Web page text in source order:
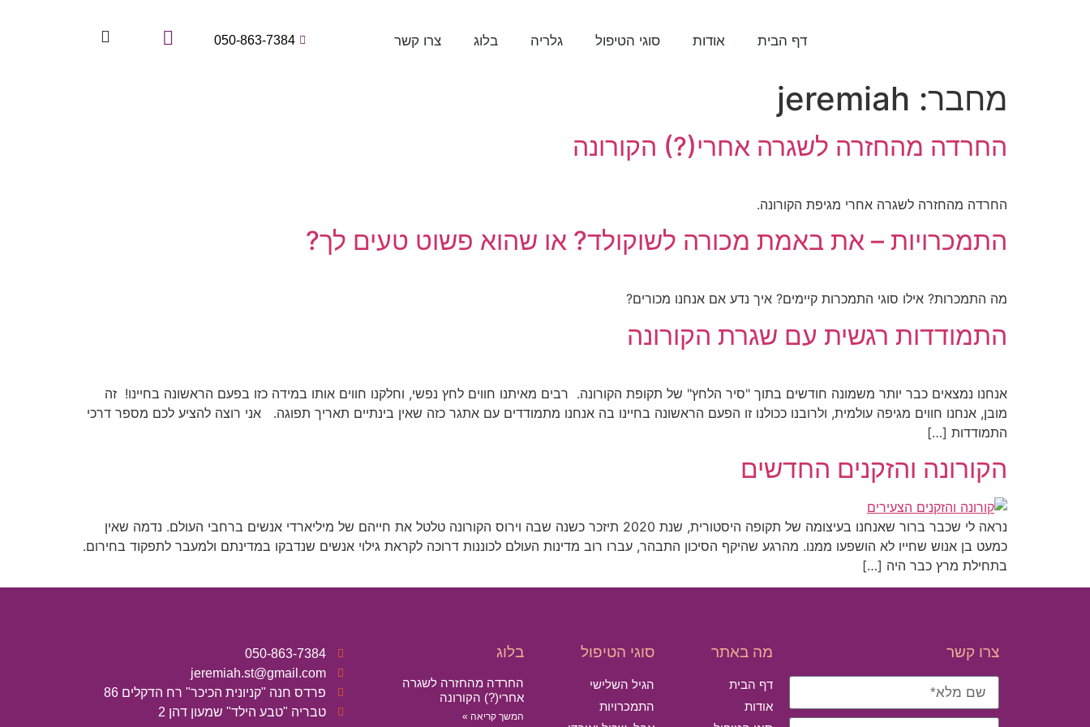
050-863-7384 דף הבית אודות סוגי הטיפול גלריה בלוג צרו קשר
מחבר: jeremiah
החרדה מהחזרה לשגרה אחרי(?) הקורונה
החרדה מהחזרה לשגרה אחרי מגיפת הקורונה.
התמכרויות – את באמת מכורה לשוקולד? או שהוא פשוט טעים לך?
מה התמכרות? אילו סוגי התמכרות קיימים? איך נדע אם אנחנו מכורים?
התמודדות רגשית עם שגרת הקורונה
אנחנו נמצאים כבר יותר משמונה חודשים בתוך "סיר הלחץ" של תקופת הקורונה. רבים מאיתנו חווים לחץ נפשי, וחלקנו חווים אותו במידה כזו בפעם הראשונה בחיינו! זה
מובן, אנחנו חווים מגיפה עולמית, ולרובנו ככולנו זו הפעם הראשונה בחיינו בה אנחנו מתמודדים עם אתגר כזה שאין בינתיים תאריך תפוגה. אני רוצה להציע לכם מספר דרכי
התמודדות […]
הקורונה והזקנים החדשים
נראה לי שכבר ברור שאנחנו בעיצומה של תקופה היסטורית, שנת 2020 תיזכר כשנה שבה וירוס הקורונה טלטל את חייהם של מיליארדי אנשים ברחבי העולם. נדמה שאין
כמעט בן אנוש שחייו לא הושפעו ממנו. מהרגע שהיקף הסיכון התבהר, עברו רוב מדינות העולם לכוננות דרוכה לקראת גילוי אנשים שנדבקו במדינתם ולמעבר לתפקוד בחירום.
בתחילת מרץ כבר היה […]
צרו קשר מה באתר
דף הבית
אודות
סוגי הטיפול
הגיל השלישי
התמכרויות
בלוג
החרדה מהחזרה לשגרה
אחרי(?) הקורונה
המשך קריאה »
050-863-7384
jeremiah.st@gmail.com
פרדס חנה "קניונית הכיכר" רח הדקלים 86
טבריה "טבע הילד" שמעון דהן 2